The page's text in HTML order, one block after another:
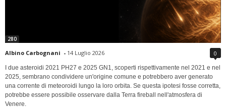
280
Albino Carbognani - 14 Luglio 2026 0
I due asteroidi 2021 PH27 e 2025 GN1, scoperti rispettivamente nel 2021 e nel
2025, sembrano condividere un'origine comune e potrebbero aver generato
una corrente di meteoroidi lungo la loro orbita. Se questa ipotesi fosse corretta,
potrebbe essere possibile osservare dalla Terra fireball nell'atmosfera di
Venere.